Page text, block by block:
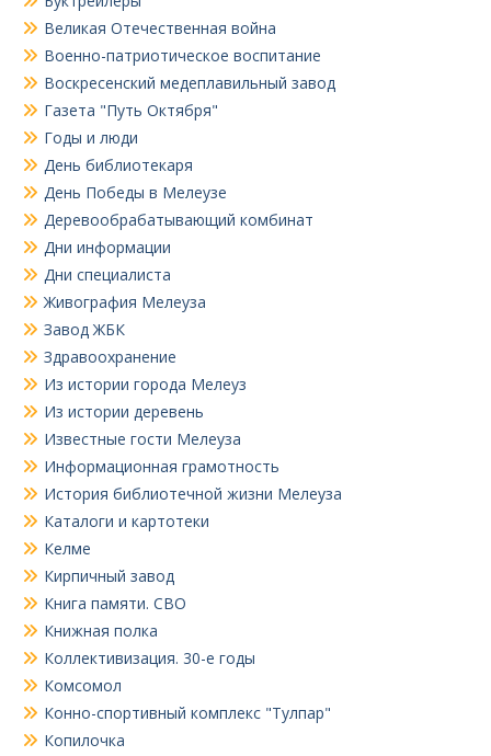
Великая Отечественная война
Военно-патриотическое воспитание
Воскресенский медеплавильный завод
Газета "Путь Октября"
Годы и люди
День библиотекаря
День Победы в Мелеузе
Деревообрабатывающий комбинат
Дни информации
Дни специалиста
Живография Мелеуза
Завод ЖБК
Здравоохранение
Из истории города Мелеуз
Из истории деревень
Известные гости Мелеуза
Информационная грамотность
История библиотечной жизни Мелеуза
Каталоги и картотеки
Келме
Кирпичный завод
Книга памяти. СВО
Книжная полка
Коллективизация. 30-е годы
Комсомол
Конно-спортивный комплекс "Тулпар"
Копилочка